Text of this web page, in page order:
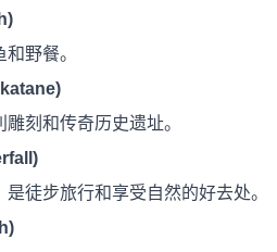
野餐。
刻和传奇历史遗址。
徒步旅行和享受自然的好去处。